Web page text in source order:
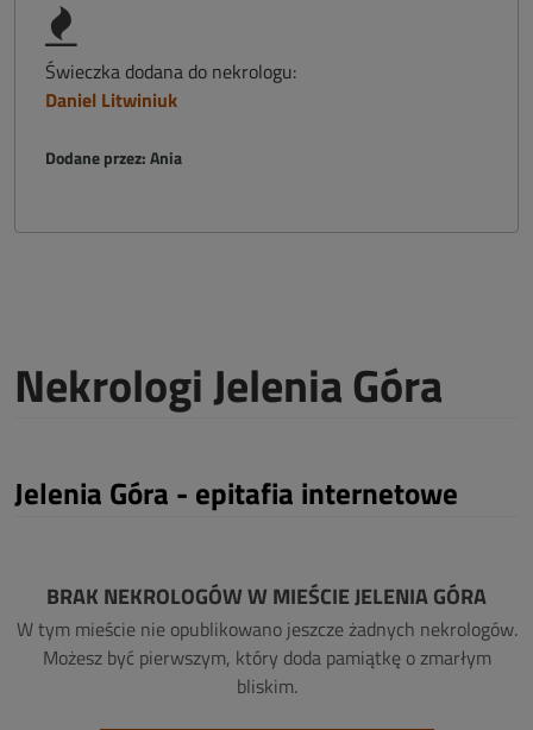
Świeczka dodana do nekrologu:
Daniel Litwiniuk
Dodane przez: Ania
Nekrologi Jelenia Góra
Jelenia Góra - epitafia internetowe
BRAK NEKROLOGÓW W MIEŚCIE JELENIA GÓRA
W tym mieście nie opublikowano jeszcze żadnych nekrologów.
Możesz być pierwszym, który doda pamiątkę o zmarłym
bliskim.